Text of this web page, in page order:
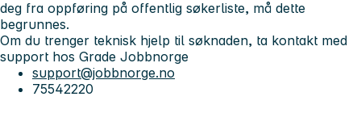
deg fra oppføring på offentlig søkerliste, må dette
begrunnes.
Om du trenger teknisk hjelp til søknaden, ta kontakt med
support hos Grade Jobbnorge
support@jobbnorge.no
75542220